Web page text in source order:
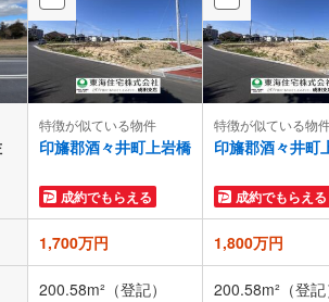
特徴が似ている物件
印旛郡酒々井町上岩橋
成約でもらえる
特徴が似ている物
印旛郡酒々井町
成約でもらえる
1,700万円 1,800万円
200.58m²（登記） 200.58m²（登